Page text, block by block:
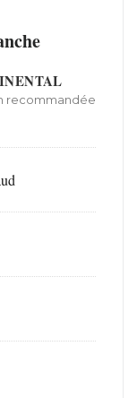
recommandée